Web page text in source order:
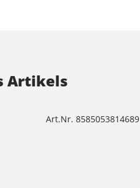
Artikels
Art.Nr. 8585053814689